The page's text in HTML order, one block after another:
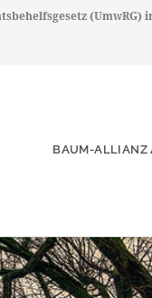
BAUM-ALLIANZ